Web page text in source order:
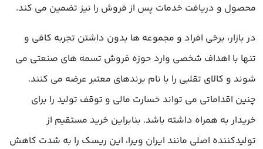
محصول و دریافت خدمات پس از فروش را نیز تضمین می کند.
در بازار، برخی افراد و مجموعه ها بدون داشتن تجربه کافی و
تنها با اهداف شخصی وارد حوزه فروش تسمه های صنعتی می
شوند و کالای تقلبی را با نام برندهای معتبر عرضه می کنند.
چنین اقداماتی می تواند خسارت مالی و توقف تولید را برای
خریدار به همراه داشته باشد. بنابراین خرید مستقیم از
تولیدکننده اصلی مانند ایران ویرا، این ریسک را به شدت کاهش